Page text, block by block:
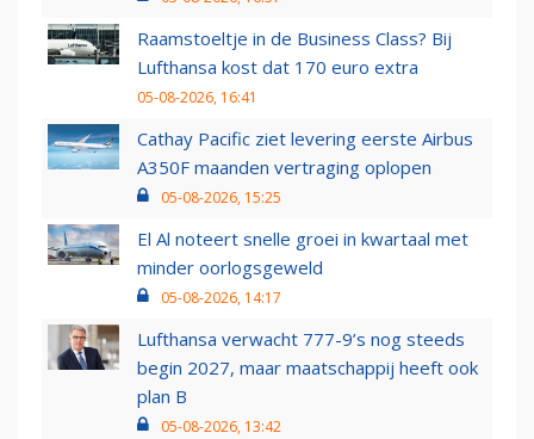
Raamstoeltje in de Business Class? Bij
Lufthansa kost dat 170 euro extra
05-08-2026, 16:41
Cathay Pacific ziet levering eerste Airbus
A350F maanden vertraging oplopen
05-08-2026, 15:25
El Al noteert snelle groei in kwartaal met
minder oorlogsgeweld
05-08-2026, 14:17
Lufthansa verwacht 777-9’s nog steeds
begin 2027, maar maatschappij heeft ook
plan B
05-08-2026, 13:42